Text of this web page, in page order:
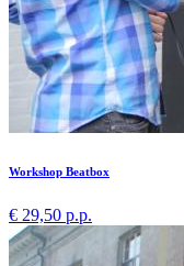
Workshop Beatbox
€ 29,50 p.p.